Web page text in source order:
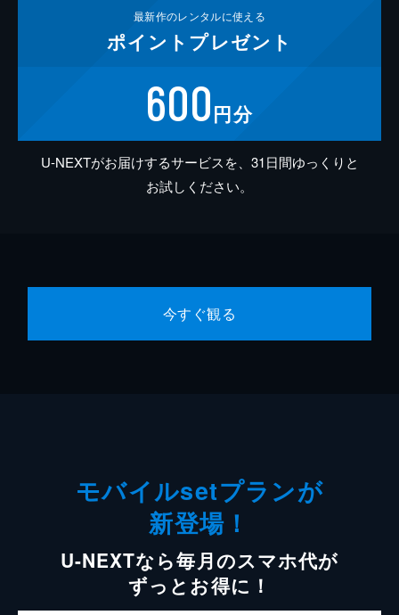
最新作のレンタルに使える
ポイント プレゼント
600円分
U-NEXTがお届けするサービスを、31日間ゆっくりと
お試しください。
今すぐ観る
モバイルsetプランが
新登場！
U-NEXTなら毎月のスマホ代が
ずっとお得に！